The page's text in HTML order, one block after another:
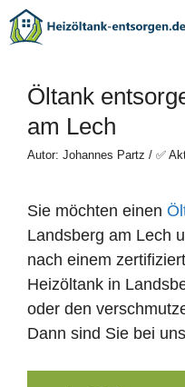
Zum
Inhalt
Öltank
am Lech
Autor: Johannes Partz / ✅
Sie möchten einen
Landsberg am Lech
nach einem
Heizöltank in
oder den
Dann sind Sie bei